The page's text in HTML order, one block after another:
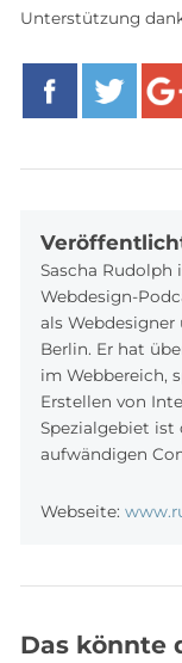
Unterstützung
FacebookTwitter
Sascha
Webdesign-
als
Berlin. Er hat
im Webbereich,
Erstellen von
Spezialgebiet ist
aufwändigen
Webseite:
Das könnte